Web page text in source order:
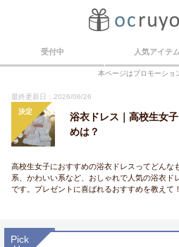
受付中 人気アイテム
本ページはプロモーショ
最終更新日：2026/06/26
決定
浴衣ドレス｜高校生女
めは？
高校生女子におすすめの浴衣ドレスってどんな
系、かわいい系など、おしゃれで人気の浴衣ド
です。プレゼントに喜ばれるおすすめを教えて！
Pick